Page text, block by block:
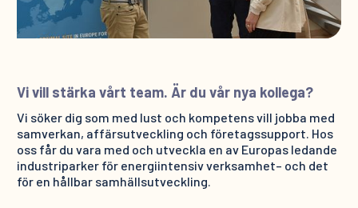
Vi vill stärka vårt team. Är du vår nya kollega?
Vi söker dig som med lust och kompetens vill jobba med
samverkan, affärsutveckling och företagssupport. Hos
oss får du vara med och utveckla en av Europas ledande
industriparker för energiintensiv verksamhet– och det
för en hållbar samhällsutveckling.